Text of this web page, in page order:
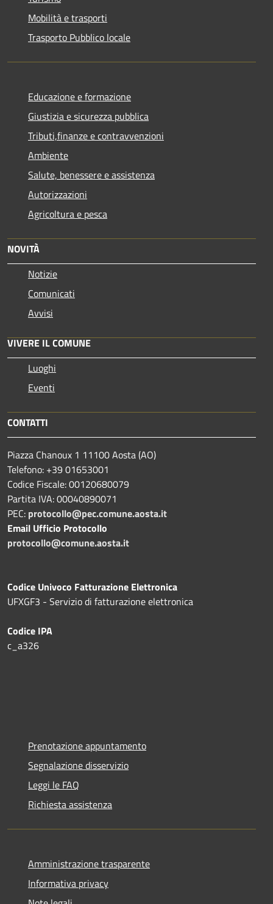
Mobilità e trasporti
Trasporto Pubblico locale
Educazione e formazione
Giustizia e sicurezza pubblica
Tributi,finanze e contravvenzioni
Ambiente
Salute, benessere e assistenza
Autorizzazioni
Agricoltura e pesca
NOVITÀ
Notizie
Comunicati
Avvisi
VIVERE IL COMUNE
Luoghi
Eventi
CONTATTI
Piazza Chanoux 1 11100 Aosta (AO)
Telefono: +39 01653001
Codice Fiscale: 00120680079
Partita IVA: 00040890071
PEC: protocollo@pec.comune.aosta.it
Email Ufficio Protocollo
protocollo@comune.aosta.it
Codice Univoco Fatturazione Elettronica
UFXGF3 - Servizio di fatturazione elettronica
Codice IPA
c_a326
Prenotazione appuntamento
Segnalazione disservizio
Leggi le FAQ
Richiesta assistenza
Amministrazione trasparente
Informativa privacy